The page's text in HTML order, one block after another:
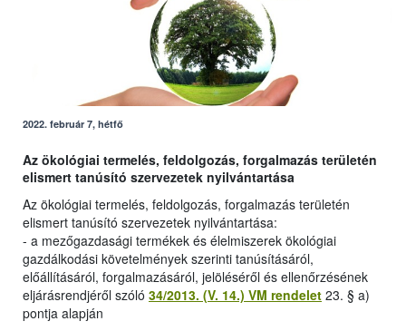
2022. február 7, hétfő
Az ökológiai termelés, feldolgozás, forgalmazás területén
elismert tanúsító szervezetek nyilvántartása
Az ökológiai termelés, feldolgozás, forgalmazás területén
elismert tanúsító szervezetek nyilvántartása:
- a mezőgazdasági termékek és élelmiszerek ökológiai
gazdálkodási követelmények szerinti tanúsításáról,
előállításáról, forgalmazásáról, jelöléséről és ellenőrzésének
eljárásrendjéről szóló 34/2013. (V. 14.) VM rendelet 23. § a)
pontja alapján